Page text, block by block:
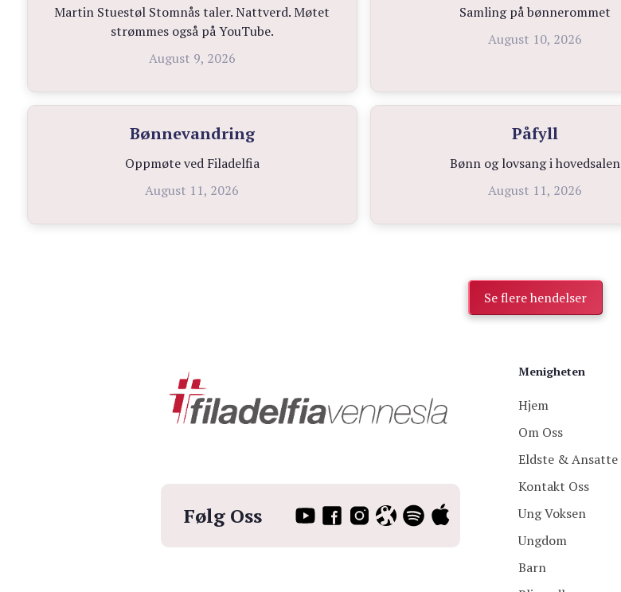
Martin Stuestøl Stomnås taler. Nattverd. Møtet
strømmes også på YouTube.
August 9, 2026
Samling på bønnerommet
August 10, 2026
Bønnevandring
Oppmøte ved Filadelfia
August 11, 2026
Påfyll
Bønn og lovsang i hovedsalen
August 11, 2026
Se flere hendelser
Følg Oss
Menigheten
Hjem
Om Oss
Eldste & Ansatte
Kontakt Oss
Ung Voksen
Ungdom
Barn